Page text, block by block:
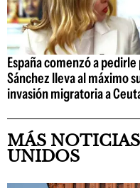
España comenzó a
Sánchez lleva al máximo
invasión migratoria a
MÁS
UNIDOS